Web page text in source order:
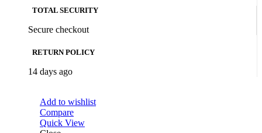
TOTAL SECURITY
Secure checkout
RETURN POLICY
14 days ago
Add to wishlist
Compare
Quick View